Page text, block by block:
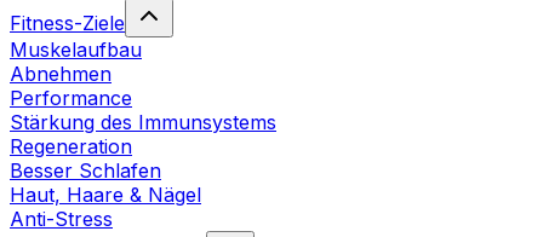
Fitness-Ziele
Muskelaufbau
Abnehmen
Performance
Stärkung des Immunsystems
Regeneration
Besser Schlafen
Haut, Haare & Nägel
Anti-Stress